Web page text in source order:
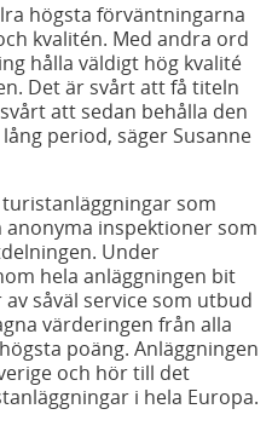
högsta förväntningarna
kvalitén. Med andra ord
hålla väldigt hög kvalité
Det är svårt att få titeln
att sedan behålla den
period, säger Susanne
som
inspektioner som
Under
hela anläggningen bit
såväl service som utbud
värderingen från alla
poäng. Anläggningen
och hör till det
i hela Europa.